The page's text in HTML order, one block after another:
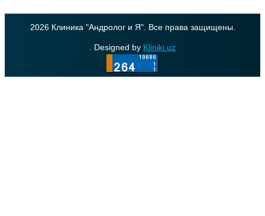
2026 Клиника "Андролог и Я". Все права защищены.
. Designed by Kliniki.uz